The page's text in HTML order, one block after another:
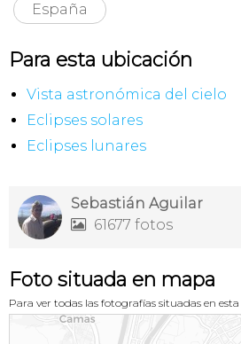
España
Para esta ubicación
Vista astronómica del cielo
Eclipses solares
Eclipses lunares
Sebastián Aguilar
 61677 fotos
Foto situada en mapa
Para ver todas las fotografías situadas en